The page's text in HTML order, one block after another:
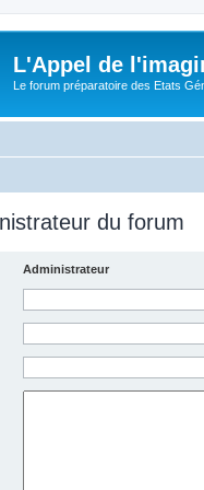
L'Appel de
Le forum préparatoire des Etats
du forum
Administrateur